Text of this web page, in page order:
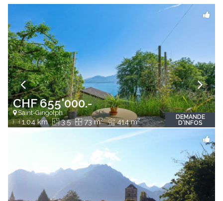
CHF 655'000.-
Saint-Gingolph
1.04 km 3.5 73 m2 414 m2
DEMANDE
D'INFOS